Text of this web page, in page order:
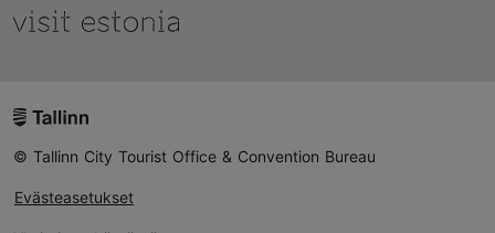
© Tallinn City Tourist Office & Convention Bureau
Evästeasetukset